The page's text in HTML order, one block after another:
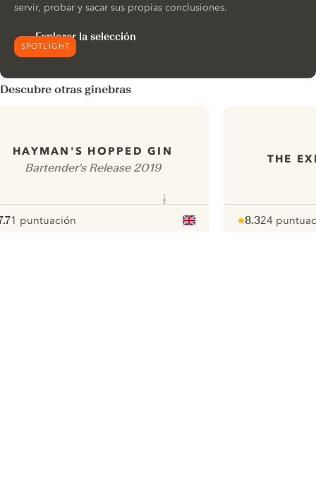
SPOTLIGHT
servir, probar y sacar sus propias conclusiones.
Explorar la selección
Descubre otras ginebras
HAYMAN'S HOPPED GIN
Bartender's Release 2019
:
pour
1 puntuación
THE
8.3
pour
24